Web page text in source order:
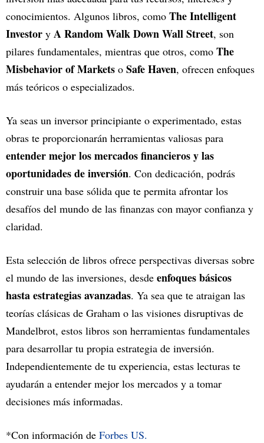
conocimientos. Algunos libros, como The Intelligent
Investor y A Random Walk Down Wall Street, son
pilares fundamentales, mientras que otros, como The
Misbehavior of Markets o Safe Haven, ofrecen enfoques
más teóricos o especializados.
Ya seas un inversor principiante o experimentado, estas
obras te proporcionarán herramientas valiosas para
entender mejor los mercados financieros y las
oportunidades de inversión. Con dedicación, podrás
construir una base sólida que te permita afrontar los
desafíos del mundo de las finanzas con mayor confianza y
claridad.
Esta selección de libros ofrece perspectivas diversas sobre
el mundo de las inversiones, desde enfoques básicos
hasta estrategias avanzadas. Ya sea que te atraigan las
teorías clásicas de Graham o las visiones disruptivas de
Mandelbrot, estos libros son herramientas fundamentales
para desarrollar tu propia estrategia de inversión.
Independientemente de tu experiencia, estas lecturas te
ayudarán a entender mejor los mercados y a tomar
decisiones más informadas.
*Con información de Forbes US.